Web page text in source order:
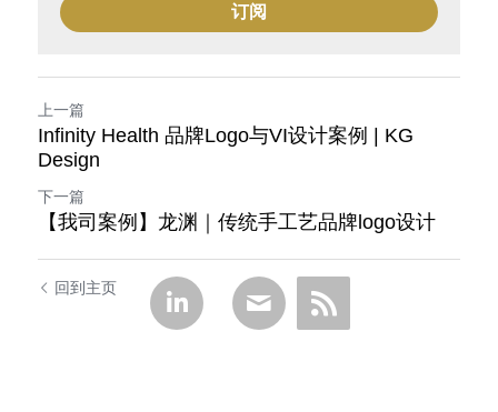
订阅
上一篇
Infinity Health 品牌Logo与VI设计案例 | KG
Design
下一篇
【我司案例】龙渊｜传统手工艺品牌logo设计
回到主页